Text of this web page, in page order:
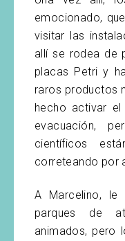
emocionado,
visitar las
allí se rodea de
placas Petri y
raros productos
hecho activar
evacuación,
científicos
correteando por
A Marcelino, le
parques de
animados, pero